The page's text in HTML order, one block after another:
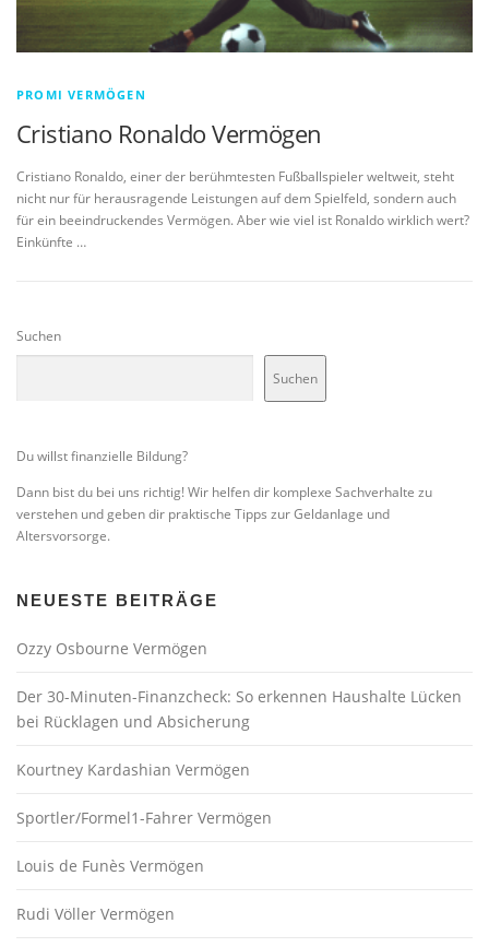
PROMI VERMÖGEN
Cristiano Ronaldo Vermögen
Cristiano Ronaldo, einer der berühmtesten Fußballspieler weltweit, steht
nicht nur für herausragende Leistungen auf dem Spielfeld, sondern auch
für ein beeindruckendes Vermögen. Aber wie viel ist Ronaldo wirklich wert?
Einkünfte …
Suchen
Suchen
Du willst finanzielle Bildung?
Dann bist du bei uns richtig! Wir helfen dir komplexe Sachverhalte zu
verstehen und geben dir praktische Tipps zur Geldanlage und
Altersvorsorge.
NEUESTE BEITRÄGE
Ozzy Osbourne Vermögen
Der 30-Minuten-Finanzcheck: So erkennen Haushalte Lücken
bei Rücklagen und Absicherung
Kourtney Kardashian Vermögen
Sportler/Formel1-Fahrer Vermögen
Louis de Funès Vermögen
Rudi Völler Vermögen